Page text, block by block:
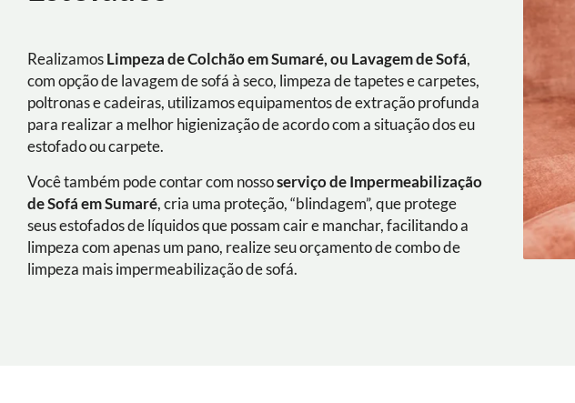
Realizamos Limpeza de Colchão em Sumaré, ou Lavagem de Sofá,
com opção de lavagem de sofá à seco, limpeza de tapetes e carpetes,
poltronas e cadeiras, utilizamos equipamentos de extração profunda
para realizar a melhor higienização de acordo com a situação dos eu
estofado ou carpete.
Você também pode contar com nossoserviço de Impermeabilização
de Sofá emSumaré, cria uma proteção, “blindagem”, que protege
seus estofados de líquidos que possam cair e manchar, facilitando a
limpeza com apenas um pano, realize seu orçamento de combo de
limpeza mais impermeabilização de sofá.